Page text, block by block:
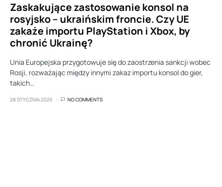
Zaskakujące zastosowanie konsol na
rosyjsko – ukraińskim froncie. Czy UE
zakaże importu PlayStation i Xbox, by
chronić Ukrainę?
Unia Europejska przygotowuje się do zaostrzenia sankcji wobec
Rosji, rozważając między innymi zakaz importu konsol do gier,
takich…
28 STYCZNIA 2025 NO COMMENTS